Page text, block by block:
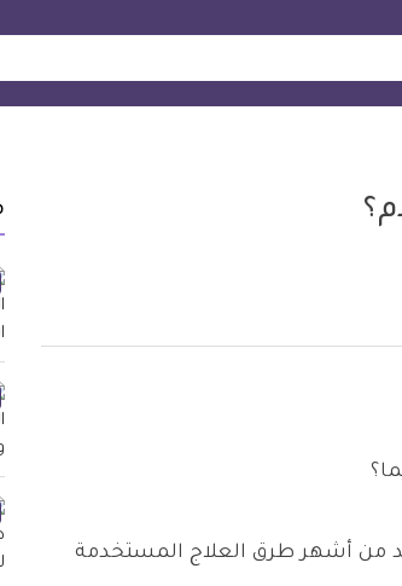
من أشهر طرق العلاج المستخدمة